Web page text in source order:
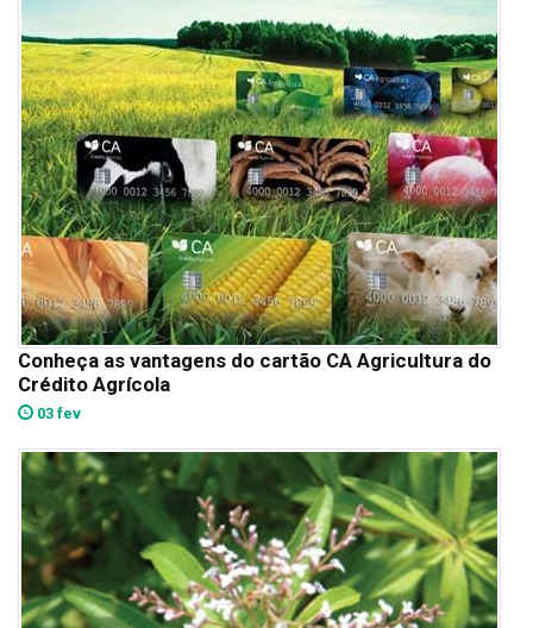
Conheça as vantagens do cartão CA Agricultura do
Crédito Agrícola
03 fev